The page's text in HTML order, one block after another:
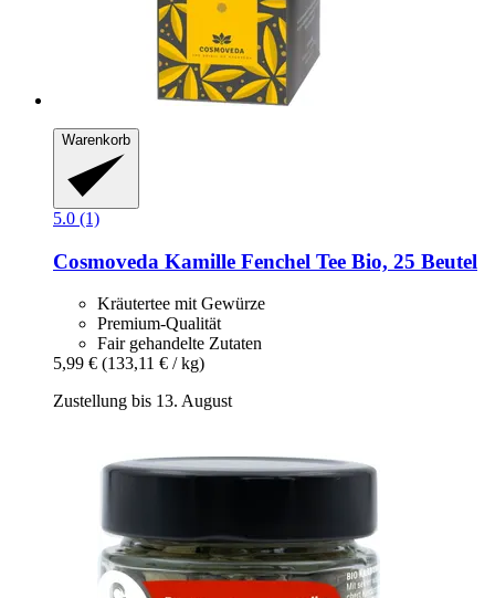
Warenkorb
5.0 (1)
Cosmoveda Kamille Fenchel Tee Bio, 25 Beutel
Kräutertee mit Gewürze
Premium-Qualität
Fair gehandelte Zutaten
5,99 € (133,11 € / kg)
Zustellung bis 13. August